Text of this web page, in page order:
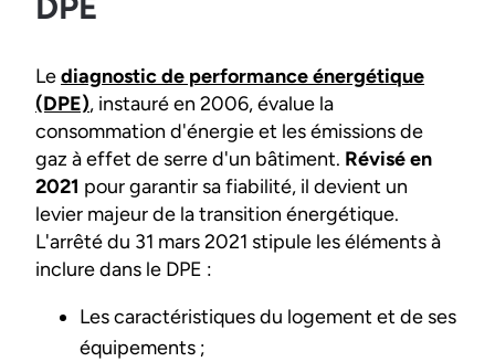
Lediagnostic de performance énergétique
(DPE), instauré en 2006, évalue la
consommation d'énergie et les émissions de
gaz à effet de serre d'un bâtiment. Révisé en
2021 pour garantir sa fiabilité, il devient un
levier majeur de la transition énergétique.
L'arrêté du 31 mars 2021 stipule les éléments à
inclure dans le DPE :
Les caractéristiques du logement et de ses
équipements ;